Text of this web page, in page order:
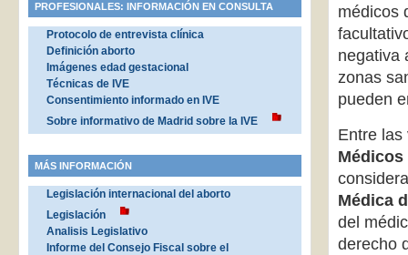
médicos
negativa
zonas
pueden
Entre
Médicos
Médica
del
derecho
PROFESIONALES: INFORMACIÓN EN CONSULTA
Protocolo de entrevista clínica
Definición aborto
Imágenes edad gestacional
Técnicas de IVE
Consentimiento informado en IVE
Sobre informativo de Madrid sobre la IVE
MÁS INFORMACIÓN
Legislación internacional del aborto
Legislación
Analisis Legislativo
Informe del Consejo Fiscal sobre el